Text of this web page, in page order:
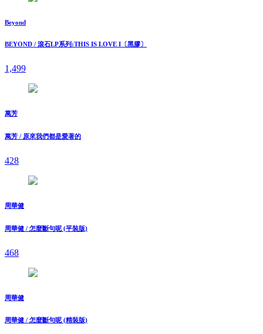
Beyond
BEYOND / 滾石LP系列:THIS IS LOVE I〔黑膠〕
1,499
萬芳
萬芳 / 原來我們都是愛著的
428
周華健
周華健 / 怎麼斷句呢 (平裝版)
468
周華健
周華健 / 怎麼斷句呢 (精裝版)